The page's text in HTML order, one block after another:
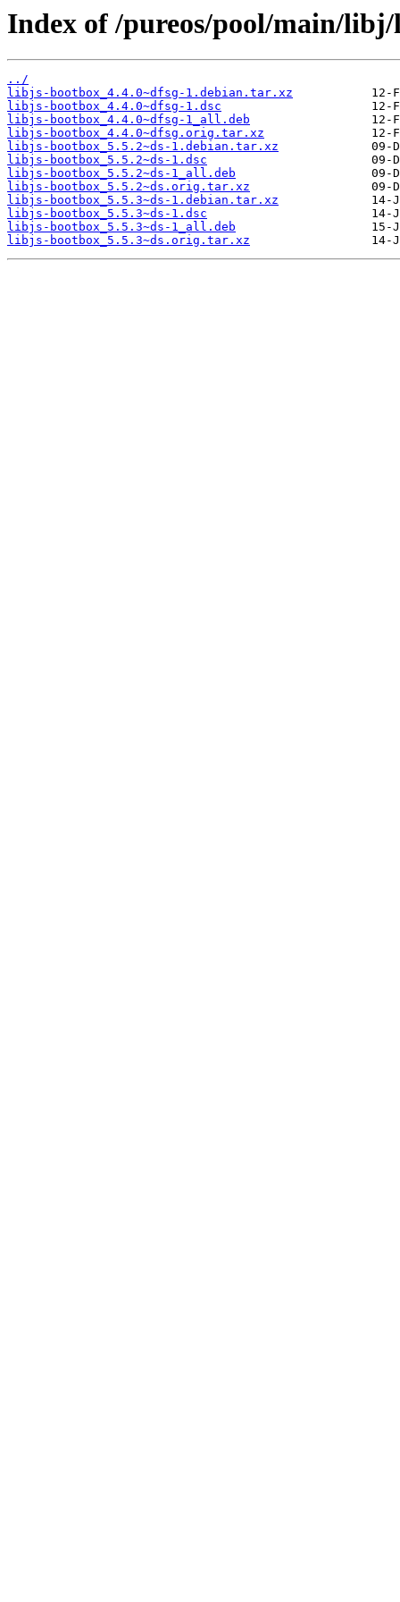
Index of /pureos/pool/main/
../
libjs-bootbox_4.4.0~dfsg-1.debian.tar.xz
libjs-bootbox_4.4.0~dfsg-1.dsc
libjs-bootbox_4.4.0~dfsg-1_all.deb
libjs-bootbox_4.4.0~dfsg.orig.tar.xz
libjs-bootbox_5.5.2~ds-1.debian.tar.xz
libjs-bootbox_5.5.2~ds-1.dsc
libjs-bootbox_5.5.2~ds-1_all.deb
libjs-bootbox_5.5.2~ds.orig.tar.xz
libjs-bootbox_5.5.3~ds-1.debian.tar.xz
libjs-bootbox_5.5.3~ds-1.dsc
libjs-bootbox_5.5.3~ds-1_all.deb
libjs-bootbox_5.5.3~ds.orig.tar.xz